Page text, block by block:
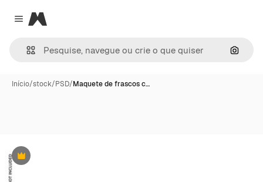
Close menu
Magnific
Início/stock/PSD/Maquete de frascos c…
Premium